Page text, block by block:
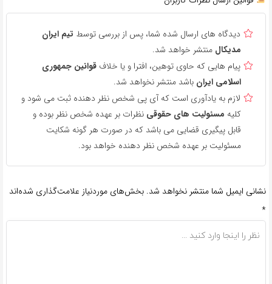
دیدگاه های ارسال شده شما، پس از بررسی توسط تیم ایران
مدیکال منتشر خواهد شد.
پیام هایی که حاوی توهین، افترا و یا خلاف قوانین جمهوری
اسلامی ایران باشد منتشر نخواهد شد.
لازم به یادآوری است که آی پی شخص نظر دهنده ثبت می شود و
کلیه مسئولیت های حقوقی نظرات بر عهده شخص نظر بوده و
قابل پیگیری قضایی می باشد که در صورت هر گونه شکایت
مسئولیت بر عهده شخص نظر دهنده خواهد بود.
نشانی ایمیل شما منتشر نخواهد شد. بخش‌های موردنیاز علامت‌گذاری شده‌اند
*